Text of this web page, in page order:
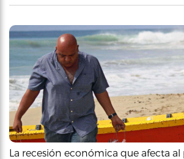
La recesión económica que afecta al